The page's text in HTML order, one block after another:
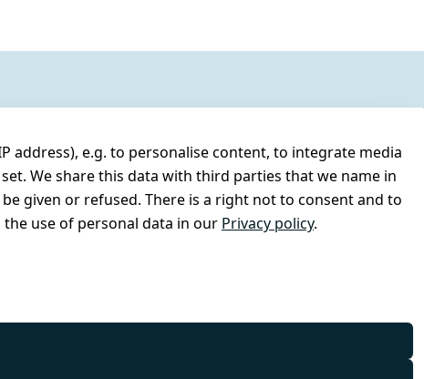
address), e.g. to personalise content, to integrate media
We share this data with third parties that we name in
given or refused. There is a right not to consent and to
use of personal data in our Privacy policy.